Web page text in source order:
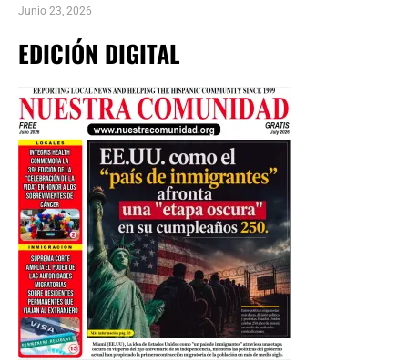
Junio 23, 2026
EDICIÓN DIGITAL